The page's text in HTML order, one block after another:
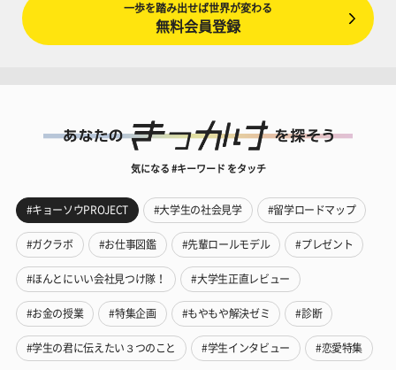
一歩を踏み出せば世界が変わる
無料会員登録
気になる #キーワード をタッチ
#キョーソウPROJECT #大学生の社会見学 #留学ロードマップ
#ガクラボ #お仕事図鑑 #先輩ロールモデル #プレゼント
#ほんとにいい会社見つけ隊！ #大学生正直レビュー
#お金の授業 #特集企画 #もやもや解決ゼミ #診断
#学生の君に伝えたい３つのこと #学生インタビュー #恋愛特集